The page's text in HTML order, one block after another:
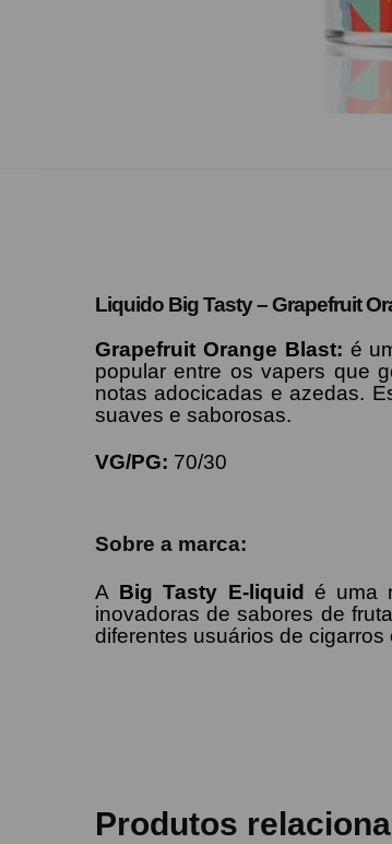
Liquido Big Tasty –Grapefruit
Grapefruit Orange Blast: é
popular entre os vapers que
notas adocicadas e azedas.
suaves e saborosas.
VG/PG: 70/30
Sobre a marca:
A Big Tasty E-liquid
é uma
inovadoras de sabores de
diferentes usuários de cigarros
Produtos